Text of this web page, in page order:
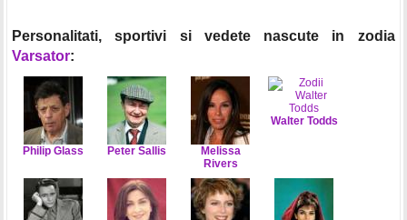
Personalitati, sportivi si vedete nascute in zodia
Varsator:
Philip Glass Peter Sallis
Melissa
Rivers
Walter Todds